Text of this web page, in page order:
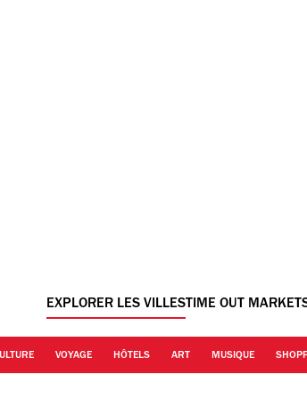
EXPLORER LES VILLESTIME OUT
VOYAGE HÔTELS ART MUSIQUE